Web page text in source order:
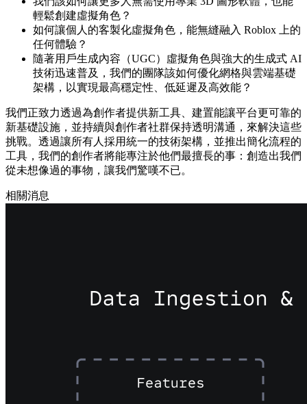
輕鬆創建虛擬角色？
如何讓個人的客製化虛擬角色，能無縫融入 Roblox 上的
任何體驗？
隨著用戶生成內容（UGC）虛擬角色與強大的生成式 AI
技術迅速普及，我們的團隊該如何優化網格與雲端基礎
架構，以實現最高穩定性、低延遲及高效能？
我們正致力透過為創作者提供新工具、建置能讓平台更可靠的
新基礎設施，並持續與創作者社群保持透明溝通，來解決這些
挑戰。透過讓所有人採用統一的技術架構，並推出簡化流程的
工具，我們的創作者將能專注於他們最擅長的事：創造出我們
從未想像過的事物，讓我們驚嘆不已。
相關消息